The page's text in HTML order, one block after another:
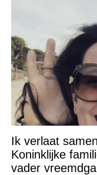
Ik verlaat
Koninklijke
vader